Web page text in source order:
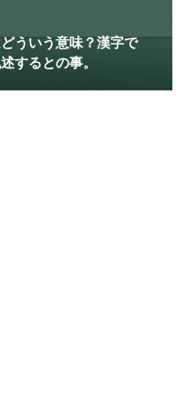
ういう意味？漢字で
するとの事。